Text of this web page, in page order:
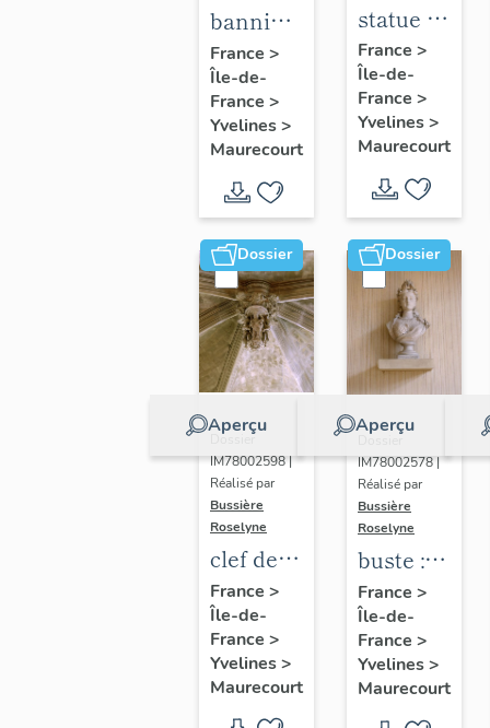
bannière
de
procession
:
Immaculée
Conception
France >
Île-de-
France >
Yvelines>
Maurecourt
statue :
Christ
glorieux
France >
Île-de-
France >
Yvelines>
Maurecourt
Dossier
Aperçu
Dossier
IM78002598 |
Réalisé par
Bussière
Roselyne
clef de
voûte
pendante
: Vierge
à
l'Enfant
France >
Île-de-
France >
Yvelines>
Maurecourt
Dossier
Aperçu
IM78002578 |
Réalisé par
Bussière
Roselyne
buste :
Marianne
France >
Île-de-
France >
Yvelines>
Maurecourt